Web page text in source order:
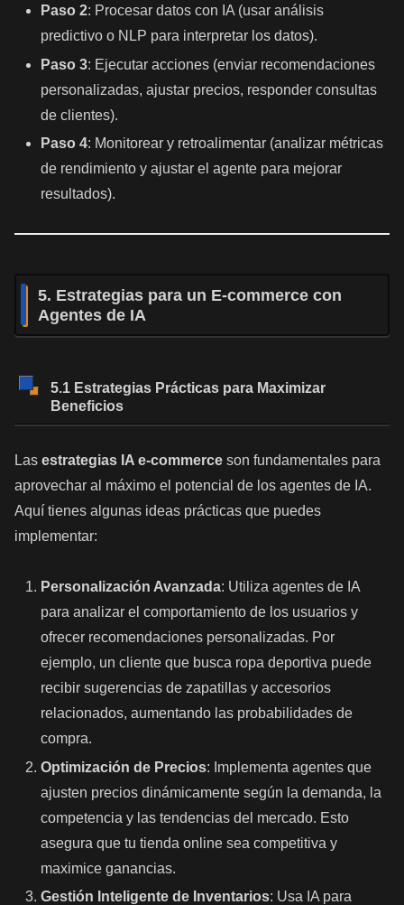
Paso 2: Procesar datos con IA (usar análisis
predictivo o NLP para interpretar los datos).
Paso 3: Ejecutar acciones (enviar recomendaciones
personalizadas, ajustar precios, responder consultas
de clientes).
Paso 4: Monitorear y retroalimentar (analizar métricas
de rendimiento y ajustar el agente para mejorar
resultados).
5. Estrategias para un E-commerce con
Agentes de IA
5.1 Estrategias Prácticas para Maximizar
Beneficios
Las estrategias IA e-commerce son fundamentales para
aprovechar al máximo el potencial de los agentes de IA.
Aquí tienes algunas ideas prácticas que puedes
implementar:
Personalización Avanzada: Utiliza agentes de IA
para analizar el comportamiento de los usuarios y
ofrecer recomendaciones personalizadas. Por
ejemplo, un cliente que busca ropa deportiva puede
recibir sugerencias de zapatillas y accesorios
relacionados, aumentando las probabilidades de
compra.
Optimización de Precios: Implementa agentes que
ajusten precios dinámicamente según la demanda, la
competencia y las tendencias del mercado. Esto
asegura que tu tienda online sea competitiva y
maximice ganancias.
Gestión Inteligente de Inventarios: Usa IA para